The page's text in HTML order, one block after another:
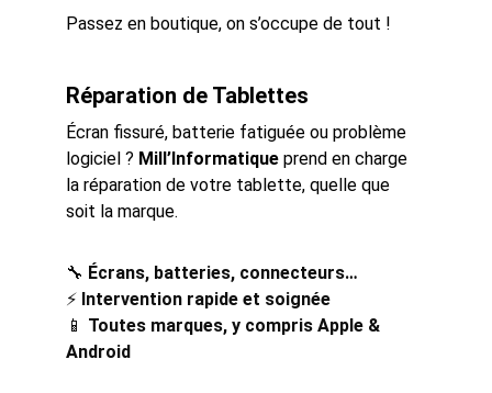
Passez en boutique, on s’occupe de tout !
Réparation de Tablettes
Écran fissuré, batterie fatiguée ou problème
logiciel ? Mill’Informatique prend en charge
la réparation de votre tablette, quelle que
soit la marque.
🔧 Écrans, batteries, connecteurs…
⚡ Intervention rapide et soignée
📱 Toutes marques, y compris Apple &
Android